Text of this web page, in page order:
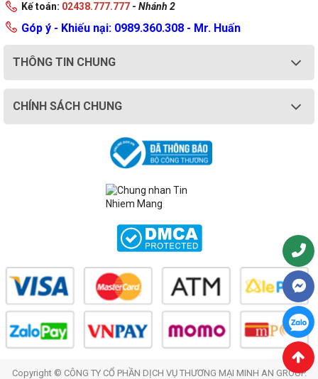
Kế toán: 02438.777.777 - Nhánh 2
Góp ý - Khiếu nại: 0989.360.308 - Mr. Huấn
THÔNG TIN CHUNG
CHÍNH SÁCH CHUNG
Copyright © CÔNG TY CỔ PHẦN DỊCH VỤ THƯƠNG MẠI MINH AN GROUP.